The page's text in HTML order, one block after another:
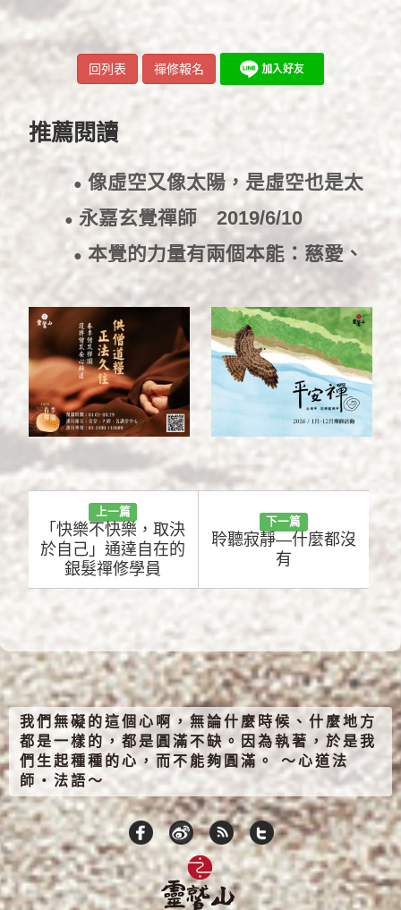
回列表 禪修報名
推薦閱讀
● 像虛空又像太陽，是虛空也是太
陽2019/6/17
●永嘉玄覺禪師 2019/6/10
● 本覺的力量有兩個本能：慈愛、
悲拔
2019/6/10
上一篇
「快樂不快樂，取決
於自己」通達自在的
銀髮禪修學員
下一篇
聆聽寂靜—什麼都沒
有
我們無礙的這個心啊，無論什麼時候、什麼地方
都是一樣的，都是圓滿不缺。因為執著，於是我
們生起種種的心，而不能夠圓滿。 ～心道法
師‧法語～